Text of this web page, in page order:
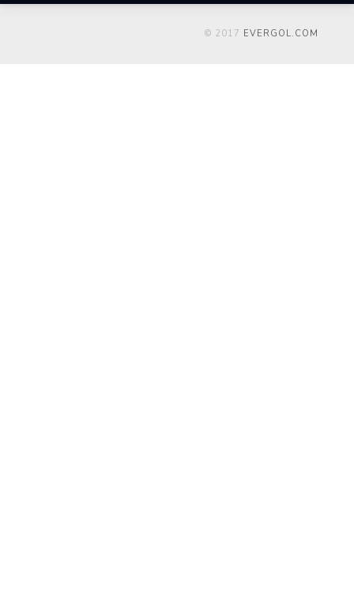
© 2017 EVERGOL.COM